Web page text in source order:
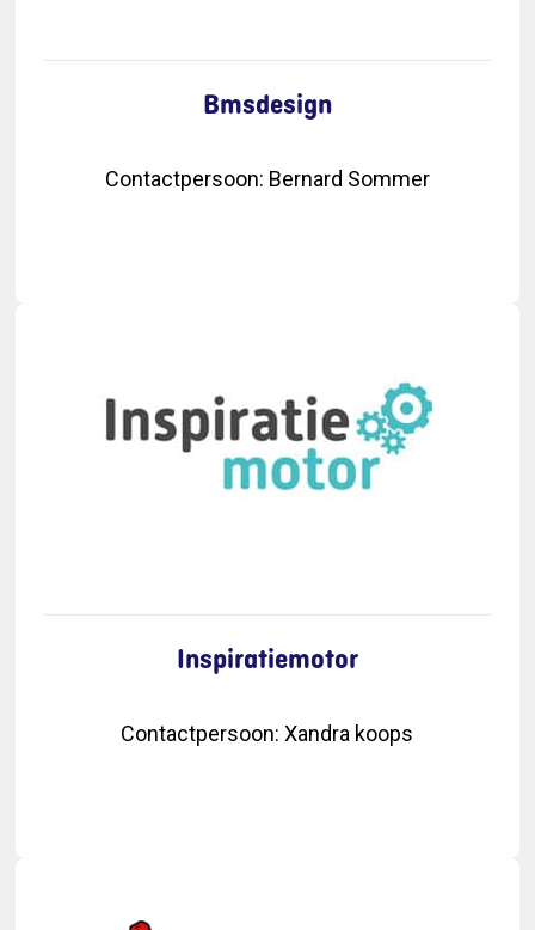
Bmsdesign
Contactpersoon: Bernard Sommer
Inspiratiemotor
Contactpersoon:Xandra koops